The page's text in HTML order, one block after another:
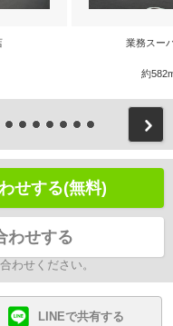
業務スー
約
せする(無料)
わせする
わせください。
LINEで共有する